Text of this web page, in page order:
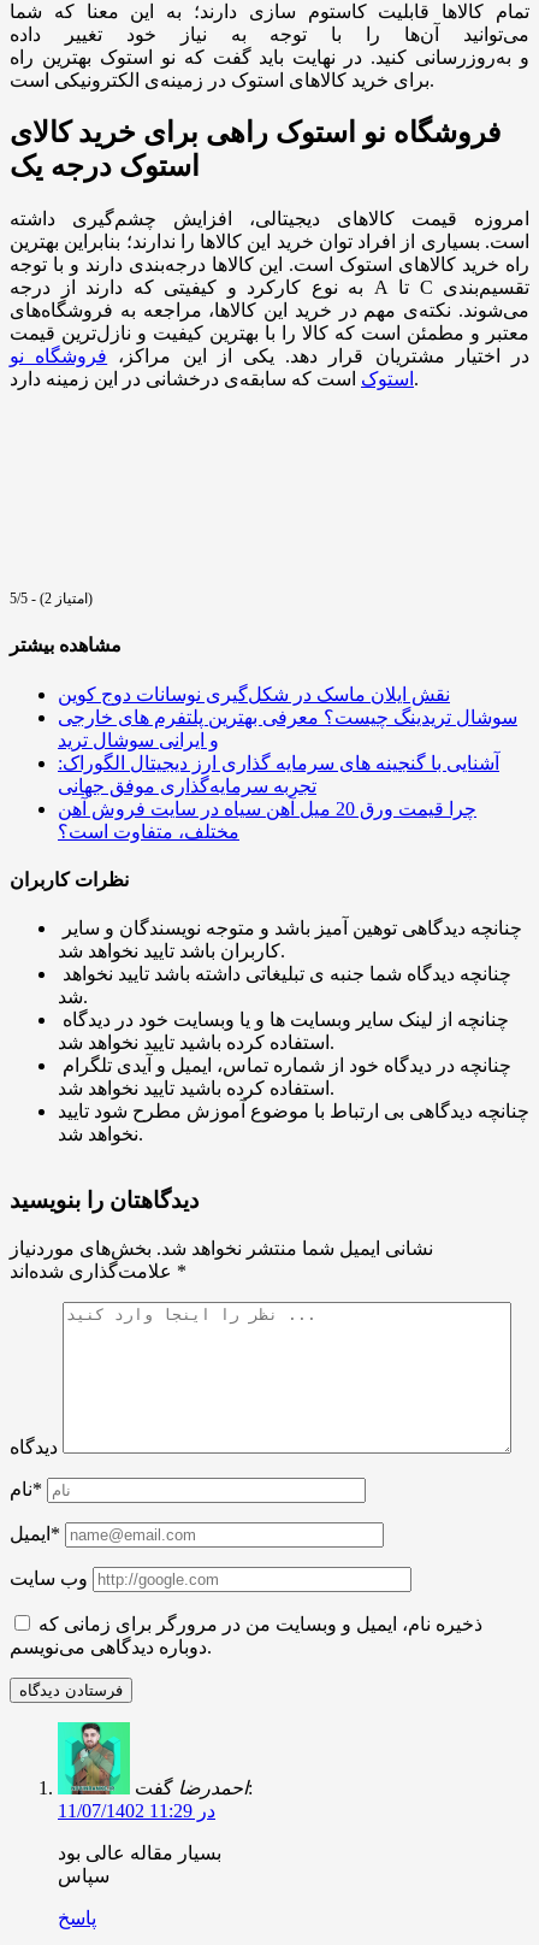
تمام کالاها قابلیت کاستوم سازی دارند؛ به این معنا که شما
می‌توانید آن‌ها را با توجه به نیاز خود تغییر داده
و به‌روزرسانی کنید. در نهایت باید گفت که نو استوک بهترین راه
برای خرید کالاهای استوک در زمینه‌ی الکترونیکی است.
فروشگاه نو استوک راهی برای خرید کالای
استوک درجه یک
امروزه قیمت کالاهای دیجیتالی، افزایش چشم‌گیری داشته
است. بسیاری از افراد توان خرید این کالاها را ندارند؛ بنابراین بهترین
راه خرید کالاهای استوک است. این کالاها درجه‌بندی دارند و با توجه
به نوع کارکرد و کیفیتی که دارند از درجه A تا C تقسیم‌بندی
می‌شوند. نکته‌ی مهم در خرید این کالاها، مراجعه به فروشگاه‌های
معتبر و مطمئن است که کالا را با بهترین کیفیت و نازل‌ترین قیمت
در اختیار مشتریان قرار دهد. یکی از این مراکز، فروشگاه نو
استوک است که سابقه‌ی درخشانی در این زمینه دارد.
5/5 - (2 امتیاز)
مشاهده بیشتر
نقش ایلان ماسک در شکل‌گیری نوسانات دوج کوین
سوشال تریدینگ چیست؟ معرفی بهترین پلتفرم های خارجی
و ایرانی سوشال ترید
آشنایی با گنجینه های سرمایه گذاری ارز دیجیتال الگوراک:
تجربه سرمایه‌گذاری‌ موفق جهانی
چرا قیمت ورق 20 میل آهن سیاه در سایت فروش آهن
مختلف، متفاوت است؟
نظرات کاربران
کاربران باشد تایید نخواهد شد.
شد.
استفاده کرده باشید تایید نخواهد شد.
استفاده کرده باشید تایید نخواهد شد.
چنانچه دیدگاهی بی ارتباط با موضوع آموزش مطرح شود تایید
نخواهد شد.
دیدگاهتان را بنویسید
نشانی ایمیل شما منتشر نخواهد شد. بخش‌های موردنیاز
*
دیدگاه
نام*
ایمیل*
وب سایت
ذخیره نام، ایمیل و وبسایت من در مرورگر برای زمانی که
دوباره دیدگاهی می‌نویسم.
احمدرضاگفت:
11/07/1402 در 11:29
بسیار مقاله عالی بود
سپاس
پاسخ